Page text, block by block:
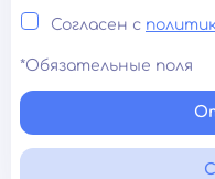
Согласен с
*Обязательные поля